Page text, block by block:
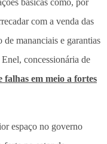
básicas como, por
com a venda das
de mananciais e garantias
concessionária de
falhas em meio a fortes
espaço no governo